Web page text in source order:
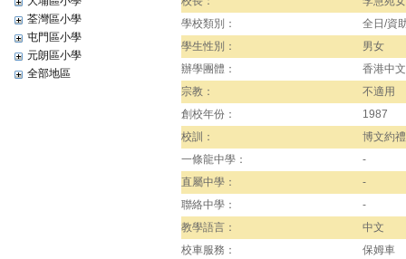
荃灣區小學
屯門區小學
元朗區小學
全部地區
學校類別：
全日/資
學生性別：
男女
辦學團體：
香港中
宗教：
不適用
創校年份：
1987
校訓：
博文約禮
一條龍中學：
-
直屬中學：
-
聯絡中學：
-
教學語言：
中文
校車服務：
保姆車